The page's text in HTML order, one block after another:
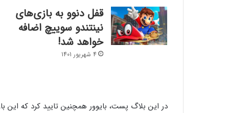
قفل دنوو به بازی‌های
نینتندو سوییچ اضافه
خواهد شد!
4 شهریور 1401
در این بلاگ پست، بایوور همچنین تایید کرد که